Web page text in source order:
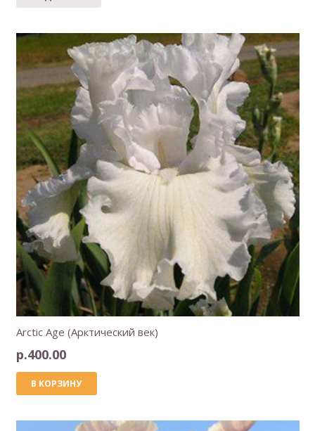
Arctic Age (Арктический век)
р.400.00
В КОРЗИНУ